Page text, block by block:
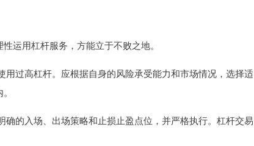
运用杠杆服务，方能立于不败之地。
过高杠杆。应根据自身的风险承受能力和市场情况，选择适
的入场、出场策略和止损止盈点位，并严格执行。杠杆交易